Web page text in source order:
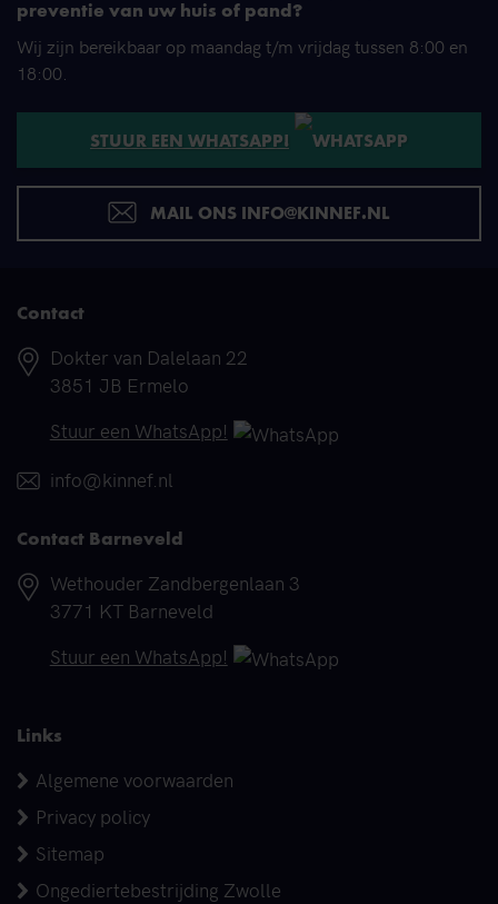
preventie van uw huis of pand?
Wij zijn bereikbaar op maandag t/m vrijdag tussen 8:00 en
18:00.
STUUR EEN WHATSAPP!
MAIL ONS INFO@KINNEF.NL
Contact
Adres
Dokter van Dalelaan 22
3851 JB Ermelo
Telefoonnummer
Stuur een WhatsApp!
E-mail
info@kinnef.nl
Contact Barneveld
Adres
Wethouder Zandbergenlaan 3
3771 KT Barneveld
Telefoonnummer
Stuur een WhatsApp!
Links
Algemene voorwaarden
Privacy policy
Sitemap
Ongediertebestrijding Zwolle